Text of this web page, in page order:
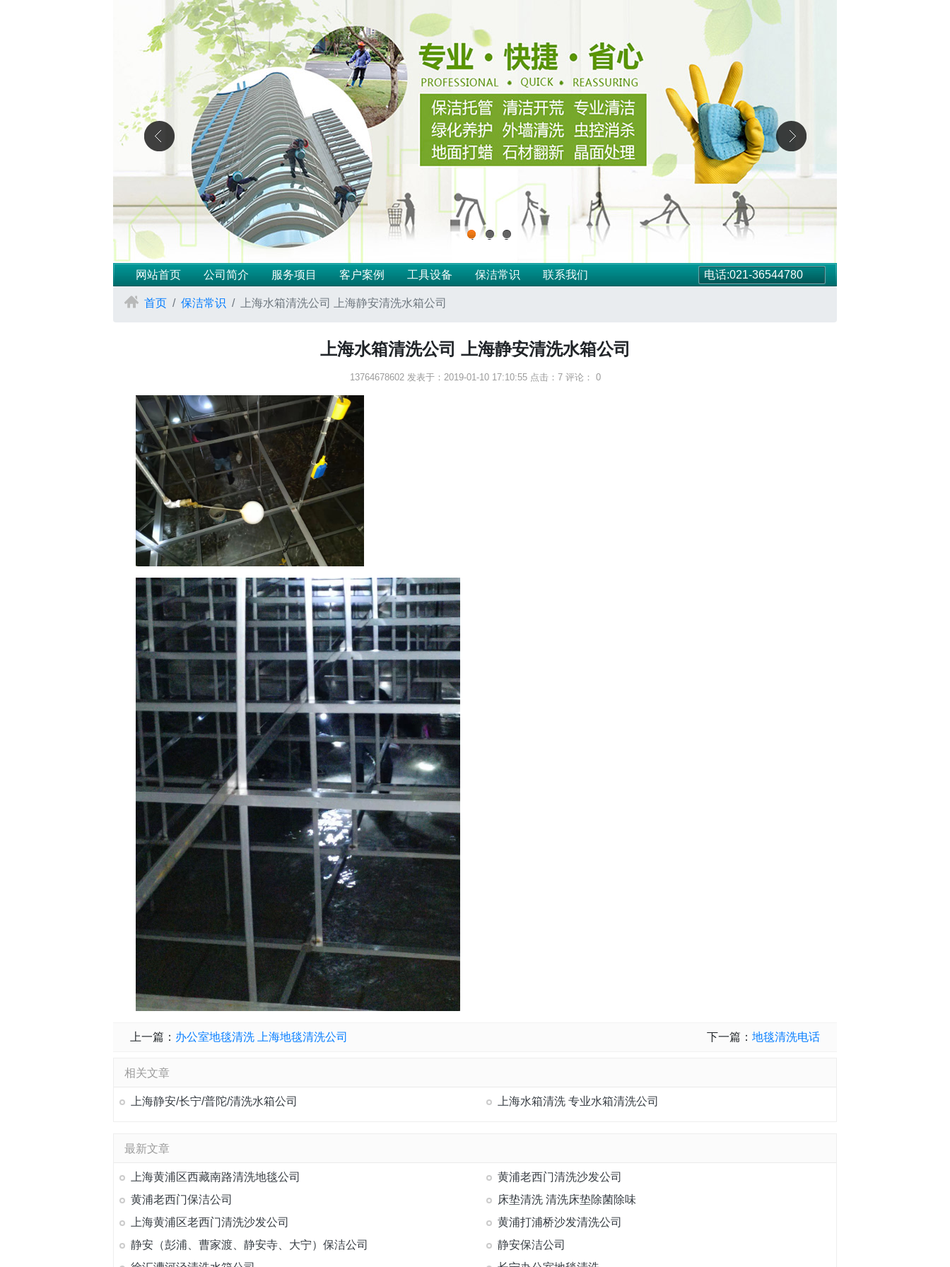
1 2 3
网站首页 公司简介 服务项目 客户案例 工具设备 保洁常识 联系我们 电话:021-36544780
首页 保洁常识 上海水箱清洗公司 上海静安清洗水箱公司
上海水箱清洗公司 上海静安清洗水箱公司
13764678602 发表于：2019-01-10 17:10:55 点击：7 评论： 0
上一篇： 办公室地毯清洗 上海地毯清洗公司 下一篇： 地毯清洗电话
相关文章
上海静安/长宁/普陀/清洗水箱公司 上海水箱清洗 专业水箱清洗公司
最新文章
上海黄浦区西藏南路清洗地毯公司
黄浦老西门清洗沙发公司
黄浦老西门保洁公司
床垫清洗 清洗床垫除菌除味
上海黄浦区老西门清洗沙发公司
黄浦打浦桥沙发清洗公司
静安（彭浦、曹家渡、静安寺、大宁）保洁公司
静安保洁公司